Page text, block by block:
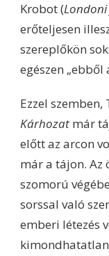
Krobot (
erőteljesen
szereplőkön
egészen „ebből
Ezzel
Kárhozat már
előtt az arcon
már a tájon. Az
szomorú
sorssal való
emberi létezés